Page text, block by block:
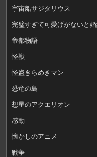
宇宙船サジタリウス
完璧すぎて可愛げがないと
帝都物語
怪獣
怪盗きらめきマン
恐竜の島
想星のアクエリオン
感動
懐かしのアニメ
戦争